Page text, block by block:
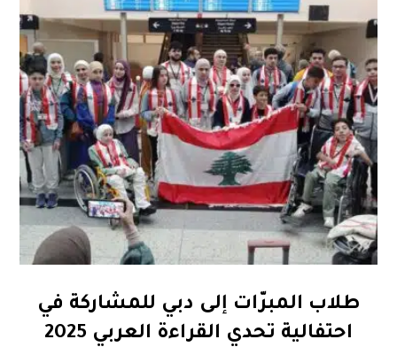
طلاب المبرّات إلى دبي للمشاركة في
احتفالية تحدي القراءة العربي 2025